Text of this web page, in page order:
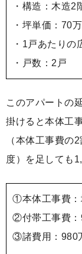
・構造：木造2
・坪単価：70
・1戸あたりの
・戸数：2戸
このアパートの
掛けると本体工
（本体工事費の
度）を足しても
①本体工事費：
②付帯工事費：
③諸費用：980